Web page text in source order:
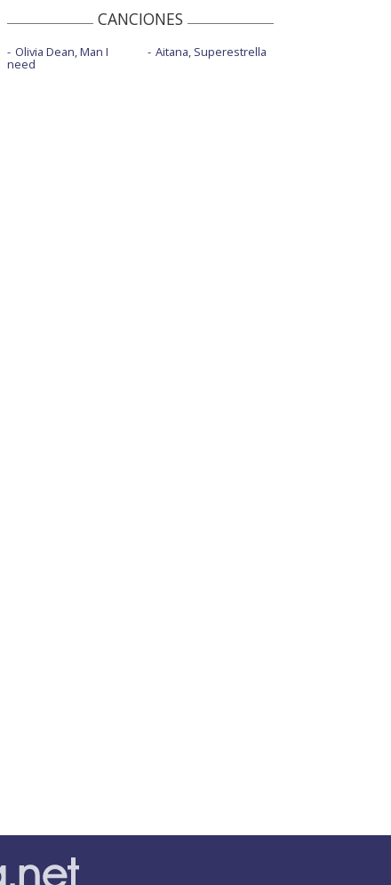
CANCIONES
Olivia Dean, Man I
need
Aitana, Superestrella